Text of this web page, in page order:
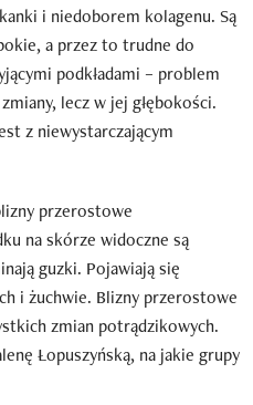
i niedoborem kolagenu. Są
a przez to trudne do
podkładami – problem
lecz w jej głębokości.
z niewystarczającym
przerostowe
na skórze widoczne są
guzki. Pojawiają się
i żuchwie. Blizny przerostowe
zmian potrądzikowych.
Łopuszyńską, na jakie grupy